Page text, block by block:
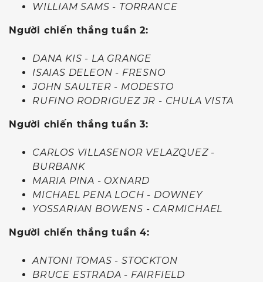
WILLIAM SAMS - TORRANCE
Người chiến thắng tuần 2:
DANA KIS - LA GRANGE
ISAIAS DELEON - FRESNO
JOHN SAULTER - MODESTO
RUFINO RODRIGUEZ JR - CHULA VISTA
Người chiến thắng tuần 3:
CARLOS VILLASENOR VELAZQUEZ -
BURBANK
MARIA PINA - OXNARD
MICHAEL PENA LOCH - DOWNEY
YOSSARIAN BOWENS - CARMICHAEL
Người chiến thắng tuần 4:
ANTONI TOMAS - STOCKTON
BRUCE ESTRADA - FAIRFIELD